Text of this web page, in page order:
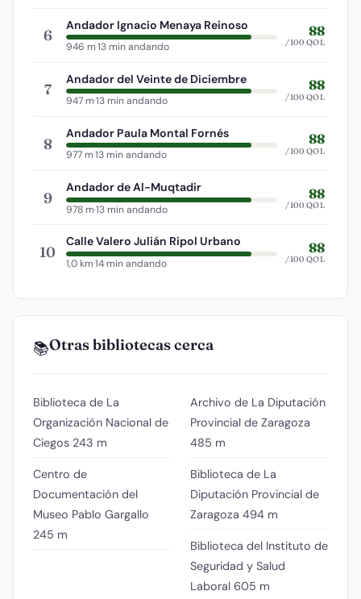
6
Andador Ignacio Menaya Reinoso
946 m·13 min andando
88
/100 QOL
7
Andador del Veinte de Diciembre
947 m·13 min andando
88
/100 QOL
8
Andador Paula Montal Fornés
977 m·13 min andando
88
/100 QOL
9
Andador de Al-Muqtadir
978 m·13 min andando
88
/100 QOL
10
Calle Valero Julián Ripol Urbano
1,0 km·14 min andando
88
/100 QOL
📚Otras bibliotecas cerca
Biblioteca de La
Organización Nacional de
Ciegos 243 m
Centro de
Documentación del
Museo Pablo Gargallo
245 m
Archivo de La Diputación
Provincial de Zaragoza
485 m
Biblioteca de La
Diputación Provincial de
Zaragoza 494 m
Biblioteca del Instituto de
Seguridad y Salud
Laboral 605 m